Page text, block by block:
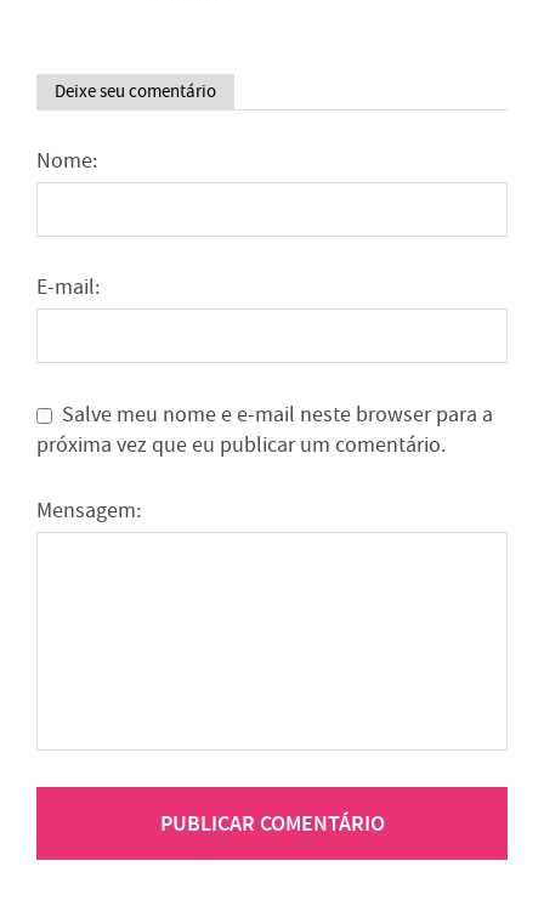
Deixe seu comentário
Nome:
E-mail:
Salve meu nome e e-mail neste browser para a
próxima vez que eu publicar um comentário.
Mensagem: